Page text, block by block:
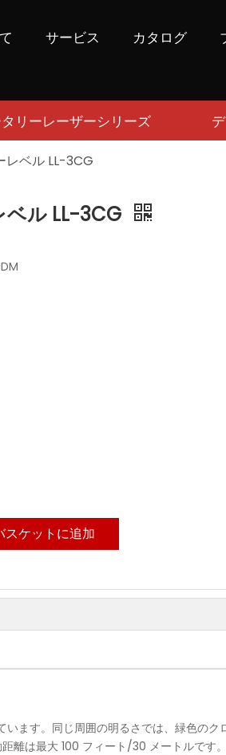
サービス カタログ
リーレーザーシリーズ
レベル LL-3CG
ベル LL-3CG
スケットに追加
ます。同じ周囲の明るさでは、緑色のク
離は最大 100 フィート/30 メートルです